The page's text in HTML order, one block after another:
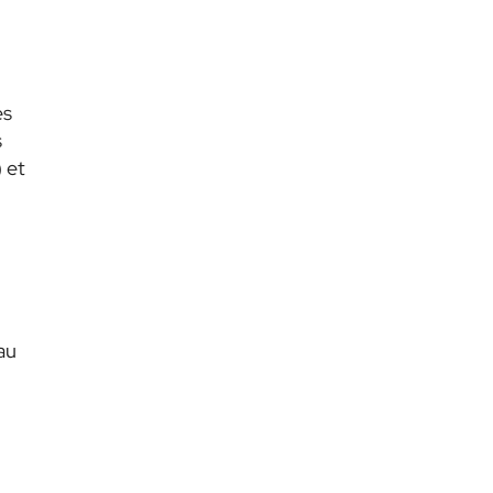
et